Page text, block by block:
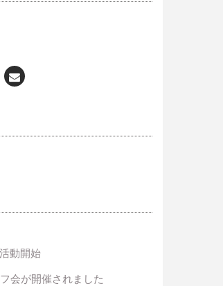
動開始
会が開催されました